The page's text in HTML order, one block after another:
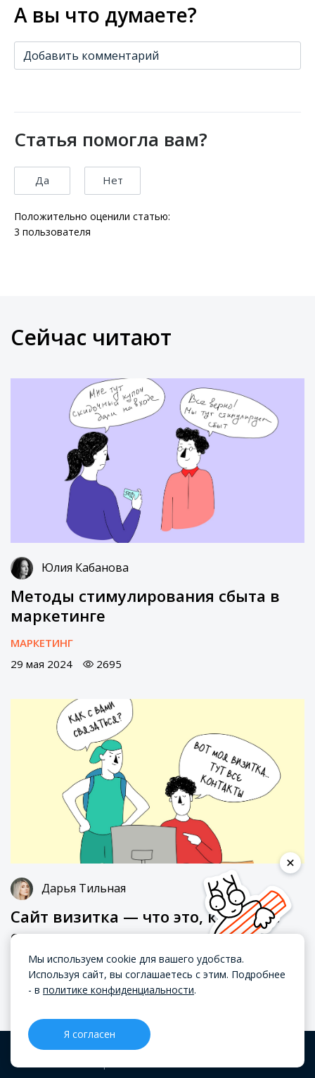
А вы что думаете?
Добавить комментарий
Статья помогла вам?
Да Нет
Положительно оценили статью:
3 пользователя
Сейчас читают
Юлия Кабанова
Методы стимулирования сбыта в
маркетинге
МАРКЕТИНГ
29 мая 2024
2695
Дарья Тильная
Сайт визитка — что это, как и где
создать
МАРКЕТИНГ
10 апреля 2024
2609
Мы используем cookie для вашего удобства.
Используя сайт, вы соглашаетесь с этим. Подробнее
- в политике конфиденциальности.
Я согласен